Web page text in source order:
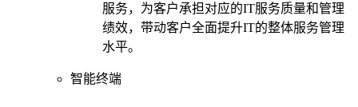
服务，为客户承担对应的IT服务质量和管理
绩效，带动客户全面提升IT的整体服务管理
水平。
智能终端